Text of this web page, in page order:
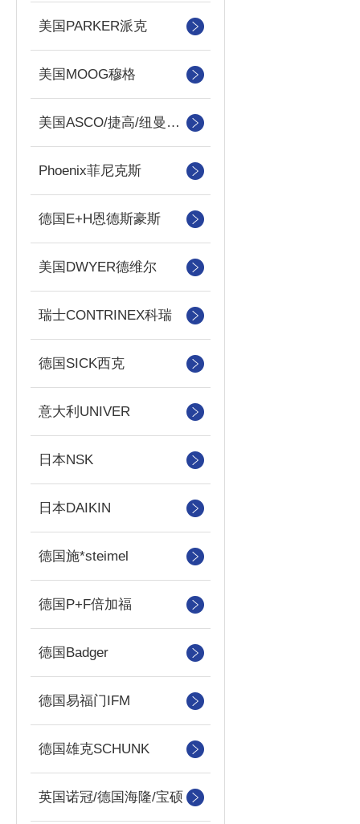
美国PARKER派克
美国MOOG穆格
美国ASCO/捷高/纽曼蒂克
Phoenix菲尼克斯
德国E+H恩德斯豪斯
美国DWYER德维尔
瑞士CONTRINEX科瑞
德国SICK西克
意大利UNIVER
日本NSK
日本DAIKIN
德国施*steimel
德国P+F倍加福
德国Badger
德国易福门IFM
德国雄克SCHUNK
英国诺冠/德国海隆/宝硕